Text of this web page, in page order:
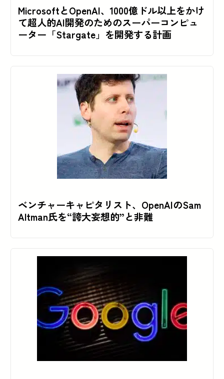
MicrosoftとOpenAI、1000億ドル以上をかけ
て超人的AI開発のためのスーパーコンピュ
ーター「Stargate」を開発する計画
ベンチャーキャピタリスト、OpenAIのSam
Altman氏を“誇大妄想的”と非難